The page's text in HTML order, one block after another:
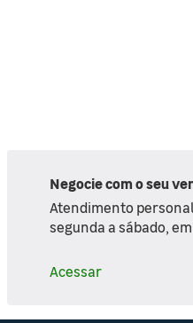
Negocie com o seu
Atendimento
segunda a sábado,
Acessar